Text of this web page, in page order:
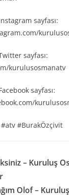
sayfası:
sayfası:
kurulusosmanatv
sayfası:
#BurakÖzçivit
– Kuruluş
Olof –